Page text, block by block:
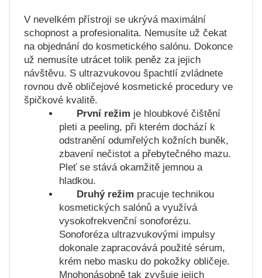
V nevelkém přístroji se ukrývá maximální
schopnost a profesionalita. Nemusíte už čekat
na objednání do kosmetického salónu. Dokonce
už nemusíte utrácet tolik peněz za jejich
návštěvu. S ultrazvukovou špachtlí zvládnete
rovnou dvě obličejové kosmetické procedury ve
špičkové kvalitě.
První režim je hloubkové čištění
pleti a peeling, při kterém dochází k
odstranění odumřelých kožních buněk,
zbavení nečistot a přebytečného mazu.
Pleť se stává okamžitě jemnou a
hladkou.
Druhý režim pracuje technikou
kosmetických salónů a využívá
vysokofrekvenční sonoforézu.
Sonoforéza ultrazvukovými impulsy
dokonale zapracovává použité sérum,
krém nebo masku do pokožky obličeje.
Mnohonásobně tak zvyšuje jejich